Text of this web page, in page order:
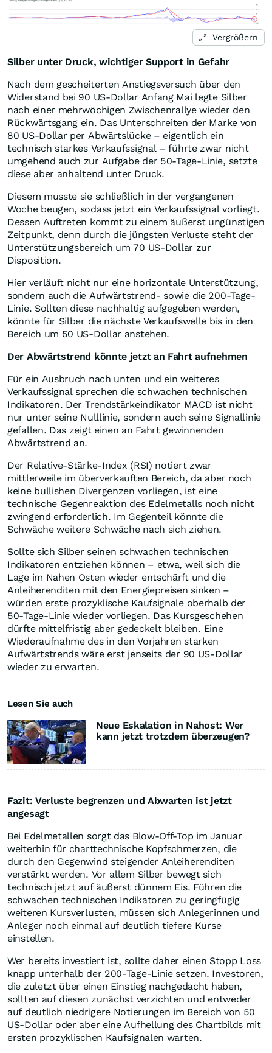
Vergrößern
Silber unter Druck, wichtiger Support in Gefahr
Nach dem gescheiterten Anstiegsversuch über den
Widerstand bei 90 US-Dollar Anfang Mai legte Silber
nach einer mehrwöchigen Zwischenrallye wieder den
Rückwärtsgang ein. Das Unterschreiten der Marke von
80 US-Dollar per Abwärtslücke – eigentlich ein
technisch starkes Verkaufssignal – führte zwar nicht
umgehend auch zur Aufgabe der 50-Tage-Linie, setzte
diese aber anhaltend unter Druck.
Diesem musste sie schließlich in der vergangenen
Woche beugen, sodass jetzt ein Verkaufssignal vorliegt.
Dessen Auftreten kommt zu einem äußerst ungünstigen
Zeitpunkt, denn durch die jüngsten Verluste steht der
Unterstützungsbereich um 70 US-Dollar zur
Disposition.
Hier verläuft nicht nur eine horizontale Unterstützung,
sondern auch die Aufwärtstrend- sowie die 200-Tage-
Linie. Sollten diese nachhaltig aufgegeben werden,
könnte für Silber die nächste Verkaufswelle bis in den
Bereich um 50 US-Dollar anstehen.
Der Abwärtstrend könnte jetzt an Fahrt aufnehmen
Für ein Ausbruch nach unten und ein weiteres
Verkaufssignal sprechen die schwachen technischen
Indikatoren. Der Trendstärkeindikator MACD ist nicht
nur unter seine Nulllinie, sondern auch seine Signallinie
gefallen. Das zeigt einen an Fahrt gewinnenden
Abwärtstrend an.
Der Relative-Stärke-Index (RSI) notiert zwar
mittlerweile im überverkauften Bereich, da aber noch
keine bullishen Divergenzen vorliegen, ist eine
technische Gegenreaktion des Edelmetalls noch nicht
zwingend erforderlich. Im Gegenteil könnte die
Schwäche weitere Schwäche nach sich ziehen.
Sollte sich Silber seinen schwachen technischen
Indikatoren entziehen können – etwa, weil sich die
Lage im Nahen Osten wieder entschärft und die
Anleiherenditen mit den Energiepreisen sinken –
würden erste prozyklische Kaufsignale oberhalb der
50-Tage-Linie wieder vorliegen. Das Kursgeschehen
dürfte mittelfristig aber gedeckelt bleiben. Eine
Wiederaufnahme des in den Vorjahren starken
Aufwärtstrends wäre erst jenseits der 90 US-Dollar
wieder zu erwarten.
Lesen Sie auch
Neue Eskalation in Nahost: Wer
kann jetzt trotzdem überzeugen?
Fazit: Verluste begrenzen und Abwarten ist jetzt
angesagt
Bei Edelmetallen sorgt das Blow-Off-Top im Januar
weiterhin für charttechnische Kopfschmerzen, die
durch den Gegenwind steigender Anleiherenditen
verstärkt werden. Vor allem Silber bewegt sich
technisch jetzt auf äußerst dünnem Eis. Führen die
schwachen technischen Indikatoren zu geringfügig
weiteren Kursverlusten, müssen sich Anlegerinnen und
Anleger noch einmal auf deutlich tiefere Kurse
einstellen.
Wer bereits investiert ist, sollte daher einen Stopp Loss
knapp unterhalb der 200-Tage-Linie setzen. Investoren,
die zuletzt über einen Einstieg nachgedacht haben,
sollten auf diesen zunächst verzichten und entweder
auf deutlich niedrigere Notierungen im Bereich von 50
US-Dollar oder aber eine Aufhellung des Chartbilds mit
ersten prozyklischen Kaufsignalen warten.